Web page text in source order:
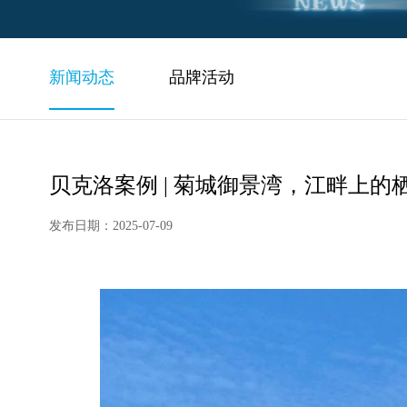
新闻动态 品牌活动
贝克洛案例 | 菊城御景湾，江畔上的
发布日期：2025-07-09